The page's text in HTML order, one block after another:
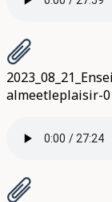
almeetleplaisir-